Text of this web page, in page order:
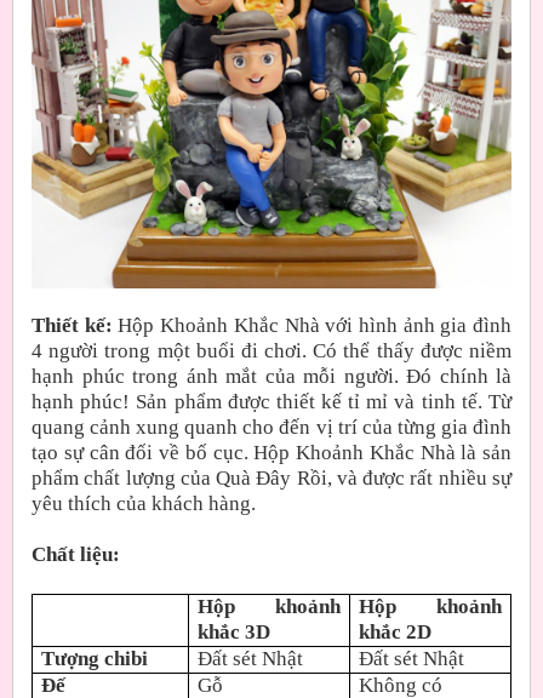
Thiết kế:Hộp Khoảnh Khắc Nhà với hình ảnh gia đình
4 người trong một buổi đi chơi. Có thể thấy được niềm
hạnh phúc trong ánh mắt của mỗi người. Đó chính là
hạnh phúc! Sản phẩm được thiết kế tỉ mỉ và tinh tế. Từ
quang cảnh xung quanh cho đến vị trí của từng gia đình
tạo sự cân đối về bố cục. Hộp Khoảnh Khắc Nhà là sản
phẩm chất lượng của Quà Đây Rồi, và được rất nhiều sự
yêu thích của khách hàng.
Chất liệu:
Hộp khoảnh
khắc 3D
Hộp khoảnh
khắc 2D
Tượng chibi
Đất sét Nhật
Đất sét Nhật
Đế
Gỗ
Không có